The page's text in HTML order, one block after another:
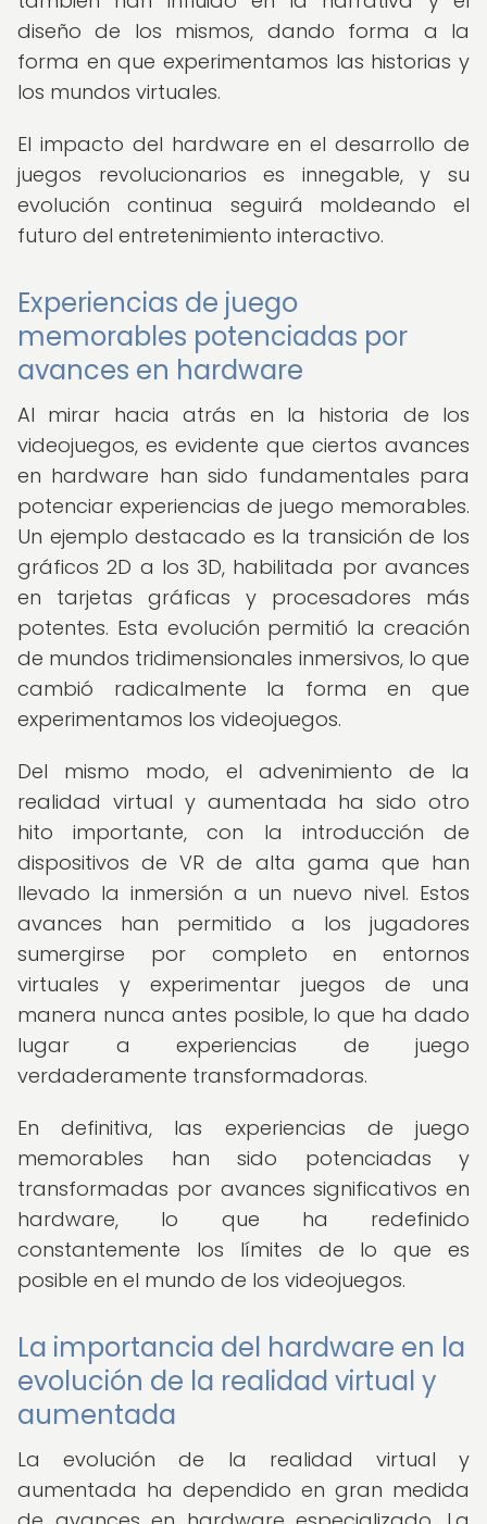
diseño de los mismos, dando forma a la
forma en que experimentamos las historias y
los mundos virtuales.
El impacto del hardware en el desarrollo de
juegos revolucionarios es innegable, y su
evolución continua seguirá moldeando el
futuro del entretenimiento interactivo.
Experiencias de juego
memorables potenciadas por
avances en hardware
Al mirar hacia atrás en la historia de los
videojuegos, es evidente que ciertos avances
en hardware han sido fundamentales para
potenciar experiencias de juego memorables.
Un ejemplo destacado es la transición de los
gráficos 2D a los 3D, habilitada por avances
en tarjetas gráficas y procesadores más
potentes. Esta evolución permitió la creación
de mundos tridimensionales inmersivos, lo que
cambió radicalmente la forma en que
experimentamos los videojuegos.
Del mismo modo, el advenimiento de la
realidad virtual y aumentada ha sido otro
hito importante, con la introducción de
dispositivos de VR de alta gama que han
llevado la inmersión a un nuevo nivel. Estos
avances han permitido a los jugadores
sumergirse por completo en entornos
virtuales y experimentar juegos de una
manera nunca antes posible, lo que ha dado
lugar a experiencias de juego
verdaderamente transformadoras.
En definitiva, las experiencias de juego
memorables han sido potenciadas y
transformadas por avances significativos en
hardware, lo que ha redefinido
constantemente los límites de lo que es
posible en el mundo de los videojuegos.
La importancia del hardware en la
evolución de la realidad virtual y
aumentada
La evolución de la realidad virtual y
aumentada ha dependido en gran medida